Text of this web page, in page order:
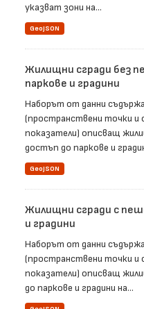
указват зони на...
GeoJSON
Жилищни сгради без
паркове и градини
Наборът от данни
(пространствени точки и
показатели) описващ
достъп до паркове и
GeoJSON
Жилищни сгради с
и градини
Наборът от данни
(пространствени точки и
показатели) описващ
до паркове и градини на...